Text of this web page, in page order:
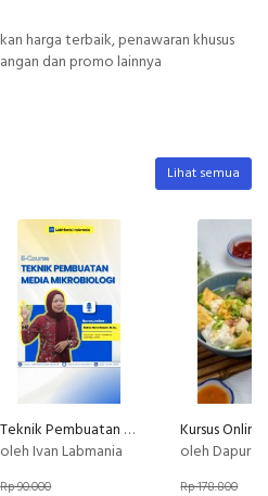
harga terbaik, penawaran khusus
dan promo lainnya
Lihat semua
Teknik Pembuatan Media Mikrobiologi
oleh Ivan Labmania
Rp 90.000
oleh Dapur
Rp 178.800